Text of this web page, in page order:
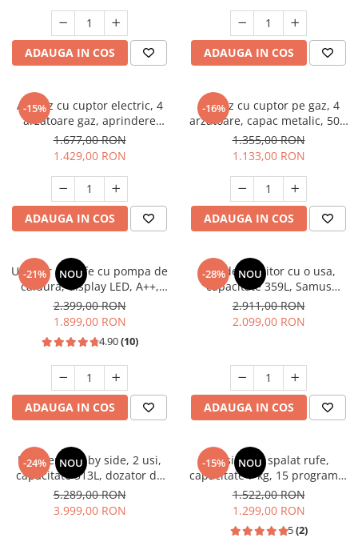
Masini de spalat vase incorporabile
Masini de spalat vase
independente
Pachete Incorporabile
Pirostrii & Arzatoare
Plasa umbrire
Pompe de stropit
Radiatoare
Semanatoare,Plantatoare
Sobe pe gaz & electrice
Suflante & Aspiratoare
Aspiratoare
Suflante Frunze
Unelte Gradinarit
Ventilatoare & Sisteme Racire
Aparate de aer conditionat
Zootehnie
Foarfeci tuns oi
Incubatoare oua
Scala Graphite Grey
ADAUGA IN COS ADAUGA IN COS
-15%
Aragaz cu cuptor electric, 4
arzatoare gaz, aprindere
electrica, ventilator, lumina
cuptor, Bej, NOBELTEK
1.677,00 RON
1.429,00 RON
ADAUGA IN COS
-16%
Aragaz cu cuptor pe gaz, 4
arzatoare, capac metalic, 50 x
60 cm, 2 in 1, GPL+GN, Gri,
LDK
1.355,00 RON
1.133,00 RON
ADAUGA IN COS
-21% NOU
Uscator de rufe cu pompa de
caldura, display LED, A++,
functie antisifonare, A++,
capacitate 8 kg, 13 programe
Heinner
2.399,00 RON
1.899,00 RON
4.90(10)
ADAUGA IN COS
-28% NOU
Frigider, racitor cu o usa,
capacitate 359L, Samus
SRX474NFE
2.911,00 RON
2.099,00 RON
ADAUGA IN COS
-24% NOU
Frigider side by side, 2 usi,
capacitate 513L, dozator de
apa si gheata, FULL NO
FROST, afisaj LCD, dual
inverter,Samus SSX-670NFIDE
5.289,00 RON
3.999,00 RON
-15% NOU
Masina de spalat rufe,
capacitate 7 kg, 15 programe,
afisaj LED, 1200 Rpm, alb,
HEINNER
1.522,00 RON
1.299,00 RON
5(2)